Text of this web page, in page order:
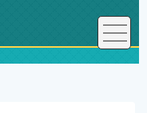
長です！